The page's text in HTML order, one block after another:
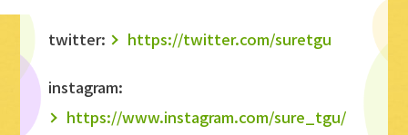
twitter: https://twitter.com/suretgu
instagram:
https://www.instagram.com/sure_tgu/